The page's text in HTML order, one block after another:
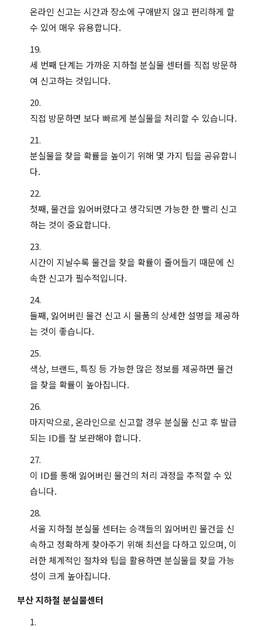
온라인 신고는 시간과 장소에 구애받지 않고 편리하게 할
수 있어 매우 유용합니다.
세 번째 단계는 가까운 지하철 분실물 센터를 직접 방문하
여 신고하는 것입니다.
직접 방문하면 보다 빠르게 분실물을 처리할 수 있습니다.
분실물을 찾을 확률을 높이기 위해 몇 가지 팁을 공유합니
다.
첫째, 물건을 잃어버렸다고 생각되면 가능한 한 빨리 신고
하는 것이 중요합니다.
시간이 지날수록 물건을 찾을 확률이 줄어들기 때문에 신
속한 신고가 필수적입니다.
둘째, 잃어버린 물건 신고 시 물품의 상세한 설명을 제공하
는 것이 좋습니다.
색상, 브랜드, 특징 등 가능한 많은 정보를 제공하면 물건
을 찾을 확률이 높아집니다.
마지막으로, 온라인으로 신고할 경우 분실물 신고 후 발급
되는 ID를 잘 보관해야 합니다.
이 ID를 통해 잃어버린 물건의 처리 과정을 추적할 수 있
습니다.
서울 지하철 분실물 센터는 승객들의 잃어버린 물건을 신
속하고 정확하게 찾아주기 위해 최선을 다하고 있으며, 이
러한 체계적인 절차와 팁을 활용하면 분실물을 찾을 가능
성이 크게 높아집니다.
부산 지하철 분실물센터